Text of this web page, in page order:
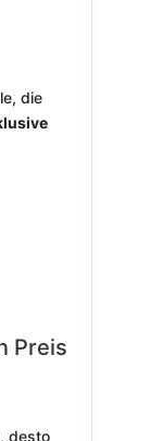
die
Preis
desto